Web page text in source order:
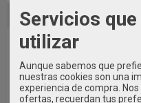
Servicios
utilizar
Aunque sabemos que
nuestras cookies son una
experiencia de compra.
ofertas, recuerdan tus